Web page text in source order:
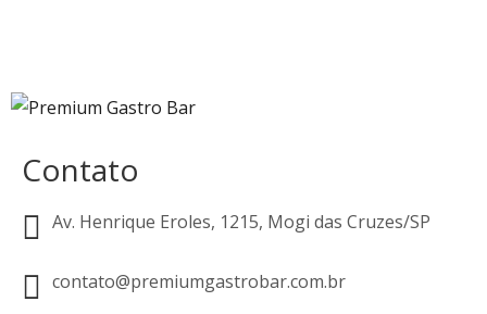
Contato
Av. Henrique Eroles, 1215, Mogi das Cruzes/SP
contato@premiumgastrobar.com.br